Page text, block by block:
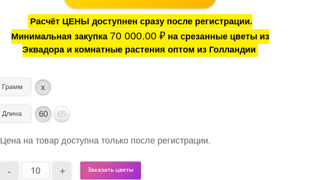
Расчёт ЦЕНЫ доступнен сразу после регистрации.
Минимальная закупка 70 000.00 ₽на срезанные цветы из
Эквадора и комнатные растения оптом из Голландии
Грамм x
Длина 60 65
Цена на товар доступна только после регистрации.
Заказать цветы